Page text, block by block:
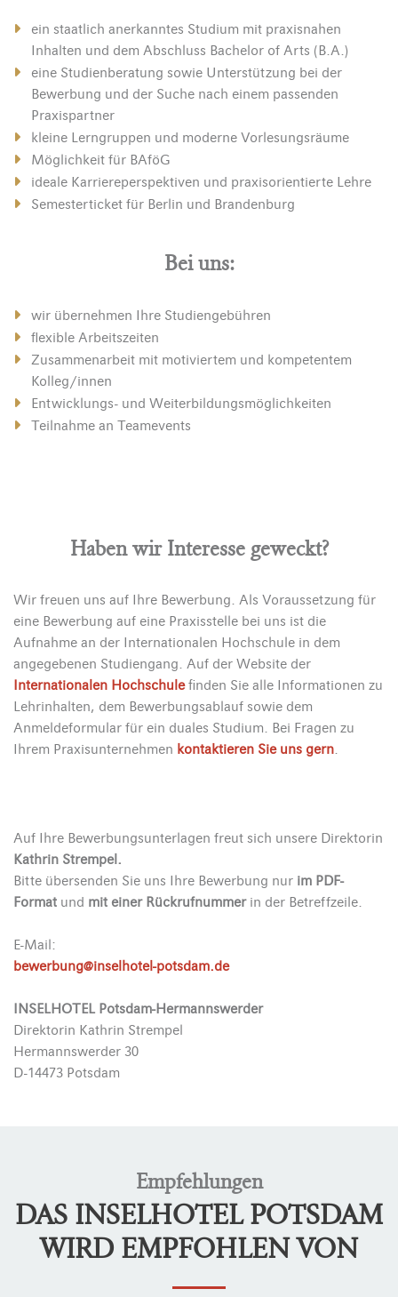
ein staatlich anerkanntes Studium mit praxisnahen
Inhalten und dem Abschluss Bachelor of Arts (B.A.)
eine Studienberatung sowie Unterstützung bei der
Bewerbung und der Suche nach einem passenden
Praxispartner
kleine Lerngruppen und moderne Vorlesungsräume
Möglichkeit für BAföG
ideale Karriereperspektiven und praxisorientierte Lehre
Semesterticket für Berlin und Brandenburg
Bei uns:
wir übernehmen Ihre Studiengebühren
flexible Arbeitszeiten
Zusammenarbeit mit motiviertem und kompetentem
Kolleg/innen
Entwicklungs- und Weiterbildungsmöglichkeiten
Teilnahme an Teamevents
Haben wir Interesse geweckt?
Wir freuen uns auf Ihre Bewerbung. Als Voraussetzung für
eine Bewerbung auf eine Praxisstelle bei uns ist die
Aufnahme an der Internationalen Hochschule in dem
angegebenen Studiengang. Auf der Website der
Internationalen Hochschulefinden Sie alle Informationen zu
Lehrinhalten, dem Bewerbungsablauf sowie dem
Anmeldeformular für ein duales Studium. Bei Fragen zu
Ihrem Praxisunternehmen kontaktieren Sie uns gern.
Auf Ihre Bewerbungsunterlagen freut sich unsere Direktorin
Kathrin Strempel.
Bitte übersenden Sie uns Ihre Bewerbung nur im PDF-
Format und mit einer Rückrufnummerin der Betreffzeile.
E-Mail:
bewerbung@inselhotel-potsdam.de
INSELHOTEL Potsdam-Hermannswerder
Direktorin Kathrin Strempel
Hermannswerder 30
D-14473 Potsdam
Empfehlungen
DAS INSELHOTEL POTSDAM
WIRD EMPFOHLEN VON